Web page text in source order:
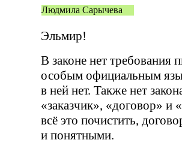
Людмила Сарычева
Эльмир!
В законе нет требования
особым официальным
в ней нет. Также нет
«заказчик», «договор» и
всё это почистить,
и понятными.